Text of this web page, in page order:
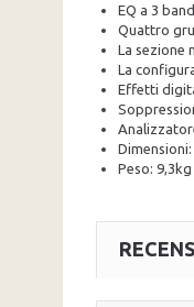
EQ a 3
Quattro
La sezione
La
Effetti
Peso: 9,3kg